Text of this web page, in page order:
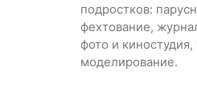
подростков:
фехтование,
фото и
моделирование.